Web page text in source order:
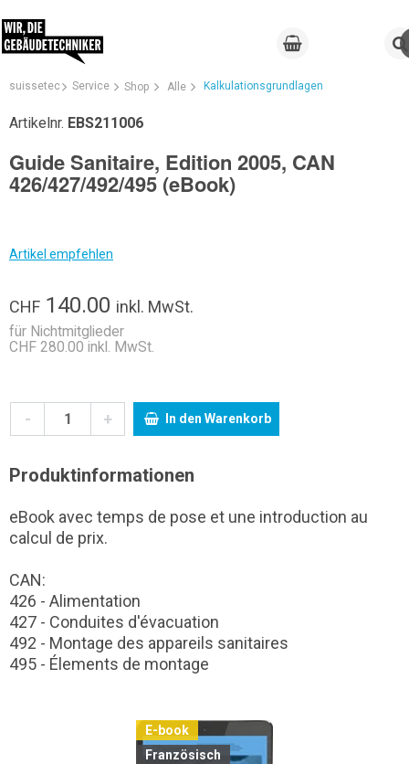
suissetec Service Shop Alle Kalkulationsgrundlagen
Artikelnr. EBS211006
Guide Sanitaire, Edition 2005, CAN
426/427/492/495 (eBook)
Artikel empfehlen
CHF 140.00 inkl. MwSt.
für Nichtmitglieder
CHF 280.00 inkl. MwSt.
- + In den Warenkorb
Produktinformationen
eBook avec temps de pose et une introduction au
calcul de prix.
CAN:
426 - Alimentation
427 - Conduites d'évacuation
492 - Montage des appareils sanitaires
495 - Élements de montage
E-book
Französisch